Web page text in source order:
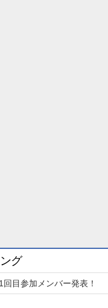
グ
目参加メンバー発表！